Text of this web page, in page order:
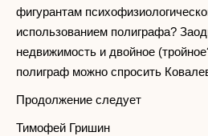
фигурантам
использованием полиграфа?
недвижимость и двойное
полиграф можно спросить
Продолжение следует
Тимофей Гришин